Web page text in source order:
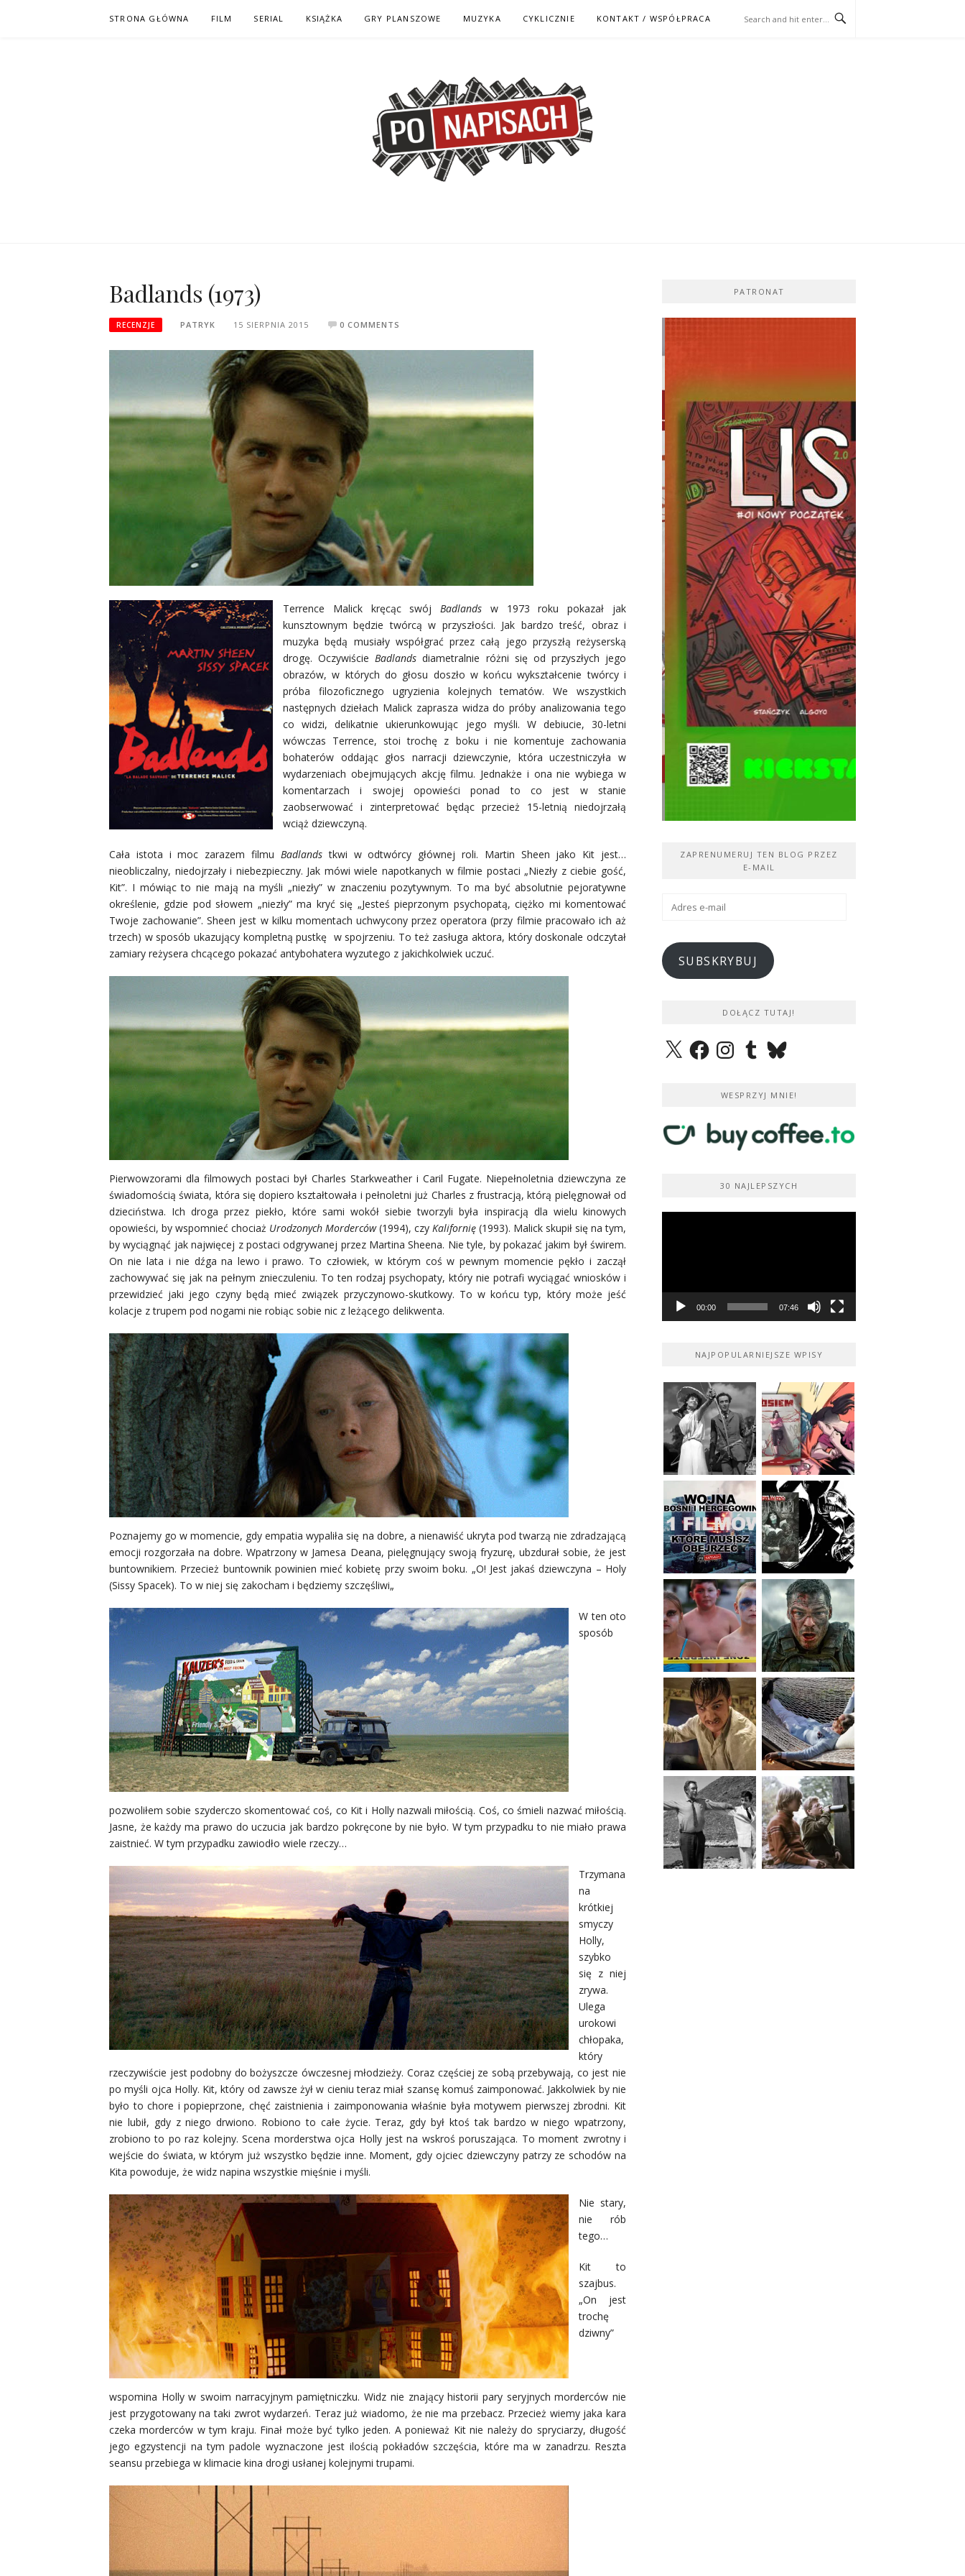
STRONA GŁÓWNA FILM SERIAL KSIĄŻKA GRY PLANSZOWE MUZYKA CYKLICZNIE KONTAKT / WSPÓŁPRACA
Badlands (1973)
RECENZJE PATRYK 15 SIERPNIA 2015 0 COMMENTS
Terrence Malick kręcąc swójBadlands w 1973 roku pokazał jak
kunsztownym będzie twórcą w przyszłości. Jak bardzo treść, obraz i
muzyka będą musiały współgrać przez całą jego przyszłą reżyserską
drogę. Oczywiście Badlands diametralnie różni się od przyszłych jego
obrazów, w których do głosu doszło w końcu wykształcenie twórcy i
próba filozoficznego ugryzienia kolejnych tematów. We wszystkich
następnych dziełach Malick zaprasza widza do próby analizowania tego
co widzi, delikatnie ukierunkowując jego myśli. W debiucie, 30-letni
wówczas Terrence, stoi trochę z boku i nie komentuje zachowania
bohaterów oddając głos narracji dziewczynie, która uczestniczyła w
wydarzeniach obejmujących akcję filmu. Jednakże i ona nie wybiega w
komentarzach i swojej opowieści ponad to co jest w stanie
zaobserwować i zinterpretować będąc przecież 15-letnią niedojrzałą
wciąż dziewczyną.
Cała istota i moc zarazem filmu Badlandstkwi w odtwórcy głównej roli. Martin Sheen jako Kit jest…
nieobliczalny, niedojrzały i niebezpieczny. Jak mówi wiele napotkanych w filmie postaci „Niezły z ciebie gość,
Kit”. I mówiąc to nie mają na myśli „niezły” w znaczeniu pozytywnym. To ma być absolutnie pejoratywne
określenie, gdzie pod słowem „niezły” ma kryć się „Jesteś pieprzonym psychopatą, ciężko mi komentować
Twoje zachowanie”. Sheen jest w kilku momentach uchwycony przez operatora (przy filmie pracowało ich aż
trzech) w sposób ukazujący kompletną pustkę w spojrzeniu. To też zasługa aktora, który doskonale odczytał
zamiary reżysera chcącego pokazać antybohatera wyzutego z jakichkolwiek uczuć.
Pierwowzorami dla filmowych postaci był Charles Starkweather i Caril Fugate. Niepełnoletnia dziewczyna ze
świadomością świata, która się dopiero kształtowała i pełnoletni już Charles z frustracją, którą pielęgnował od
dzieciństwa. Ich droga przez piekło, które sami wokół siebie tworzyli była inspiracją dla wielu kinowych
opowieści, by wspomnieć chociaż Urodzonych Morderców(1994), czy Kalifornię (1993). Malick skupił się na tym,
by wyciągnąć jak najwięcej z postaci odgrywanej przez Martina Sheena. Nie tyle, by pokazać jakim był świrem.
On nie lata i nie dźga na lewo i prawo. To człowiek, w którym coś w pewnym momencie pękło i zaczął
zachowywać się jak na pełnym znieczuleniu. To ten rodzaj psychopaty, który nie potrafi wyciągać wniosków i
przewidzieć jaki jego czyny będą mieć związek przyczynowo-skutkowy. To w końcu typ, który może jeść
kolacje z trupem pod nogami nie robiąc sobie nic z leżącego delikwenta.
Poznajemy go w momencie, gdy empatia wypaliła się na dobre, a nienawiść ukryta pod twarzą nie zdradzającą
emocji rozgorzała na dobre. Wpatrzony w Jamesa Deana, pielęgnujący swoją fryzurę, ubzdurał sobie, że jest
buntownikiem. Przecież buntownik powinien mieć kobietę przy swoim boku. „O! Jest jakaś dziewczyna – Holy
(Sissy Spacek). To w niej się zakocham i będziemy szczęśliwi„
W ten oto
sposób
pozwoliłem sobie szyderczo skomentować coś, co Kit i Holly nazwali miłością. Coś, co śmieli nazwać miłością.
Jasne, że każdy ma prawo do uczucia jak bardzo pokręcone by nie było. W tym przypadku to nie miało prawa
zaistnieć. W tym przypadku zawiodło wiele rzeczy…
Trzymana
na
krótkiej
smyczy
Holly,
szybko
się z niej
zrywa.
Ulega
urokowi
chłopaka,
który
rzeczywiście jest podobny do bożyszcze ówczesnej młodzieży. Coraz częściej ze sobą przebywają, co jest nie
po myśli ojca Holly. Kit, który od zawsze żył w cieniu teraz miał szansę komuś zaimponować. Jakkolwiek by nie
było to chore i popieprzone, chęć zaistnienia i zaimponowania właśnie była motywem pierwszej zbrodni. Kit
nie lubił, gdy z niego drwiono. Robiono to całe życie. Teraz, gdy był ktoś tak bardzo w niego wpatrzony,
zrobiono to po raz kolejny. Scena morderstwa ojca Holly jest na wskroś poruszająca. To moment zwrotny i
wejście do świata, w którym już wszystko będzie inne. Moment, gdy ojciec dziewczyny patrzy ze schodów na
Kita powoduje, że widz napina wszystkie mięśnie i myśli.
Nie stary,
nie rób
tego…
Kit to
szajbus.
„On jest
trochę
dziwny”
wspomina Holly w swoim narracyjnym pamiętniczku. Widz nie znający historii pary seryjnych morderców nie
jest przygotowany na taki zwrot wydarzeń. Teraz już wiadomo, że nie ma przebacz. Przecież wiemy jaka kara
czeka morderców w tym kraju. Finał może być tylko jeden. A ponieważ Kit nie należy do spryciarzy, długość
jego egzystencji na tym padole wyznaczone jest ilością pokładów szczęścia, które ma w zanadrzu. Reszta
seansu przebiega w klimacie kina drogi usłanej kolejnymi trupami.
PATRONAT
ZAPRENUMERUJ TEN BLOG PRZEZ
E-MAIL
Adres
SUBSKRYBUJ
DOŁĄCZ TUTAJ!
X FacebookInstagramTumblrBluesky
WESPRZYJ MNIE!
30 NAJLEPSZYCH
00:00 07:46
NAJPOPULARNIEJSZE WPISY